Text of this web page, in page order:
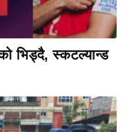
भिड्दै, स्कटल्यान्ड